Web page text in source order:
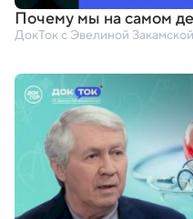
Почему мы на самом
ДокТок с Эвелиной Закамской